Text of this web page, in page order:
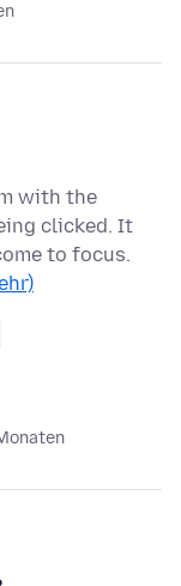
with the
clicked. It
to focus.